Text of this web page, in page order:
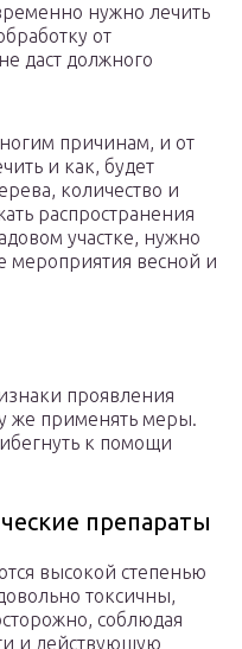
нужно лечить
от
даст должного
причинам, и от
и как, будет
количество и
распространения
участке, нужно
мероприятия весной и
проявления
же применять меры.
к помощи
препараты
высокой степенью
токсичны,
соблюдая
и действующую